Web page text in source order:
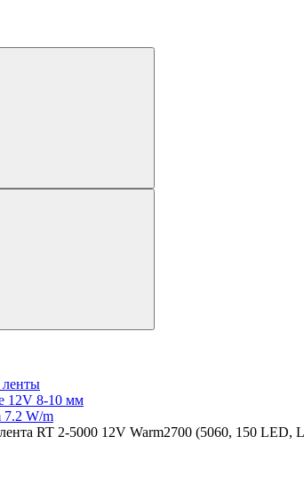
12V 8-10 мм
7.2 W/m
RT 2-5000 12V Warm2700 (5060, 150